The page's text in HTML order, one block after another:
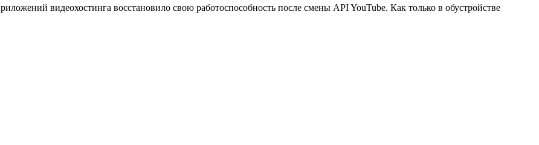
видеохостинга восстановило свою работоспособность после смены API YouTube. Как только в обустройстве